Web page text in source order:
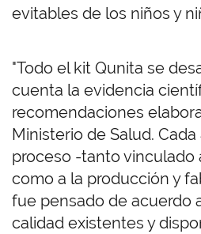
evitables de los niños y
"Todo el kit Qunita se
cuenta la evidencia
recomendaciones
Ministerio de Salud.
proceso -tanto vinculado
como a la producción y
fue pensado de acuerdo
calidad existentes y